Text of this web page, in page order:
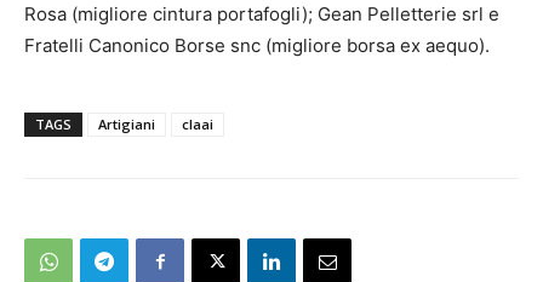
Rosa (migliore cintura portafogli); Gean Pelletterie srl e
Fratelli Canonico Borse snc (migliore borsa ex aequo).
TAGS Artigiani claai